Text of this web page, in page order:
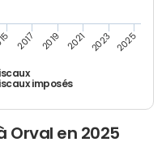
imposés
2017 2019 2021 2023 2025
Orval en 2025